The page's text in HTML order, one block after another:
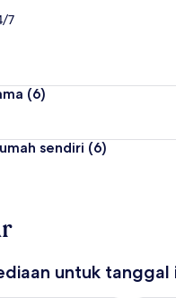
7
(6)
sendiri (6)
untuk tanggal